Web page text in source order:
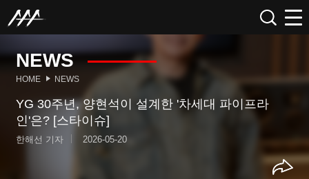
NEWS
HOME NEWS
YG 30주년, 양현석이 설계한 '차세대 파이프라
인'은? [스타이슈]
한해선 기자 2026-05-20